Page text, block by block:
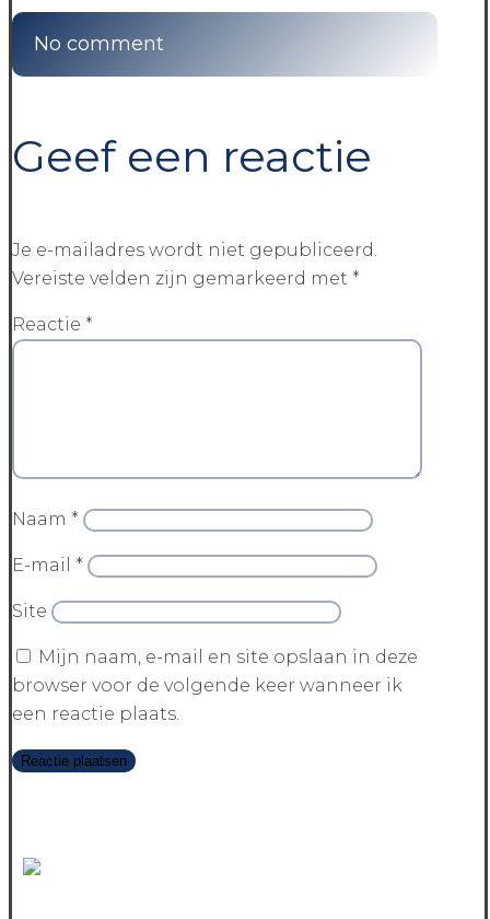
No comment
Geef een reactie
Je e-mailadres wordt niet gepubliceerd.
Vereiste velden zijn gemarkeerd met *
Reactie *
Naam *
E-mail *
Site
Mijn naam, e-mail en site opslaan in deze
browser voor de volgende keer wanneer ik
een reactie plaats.